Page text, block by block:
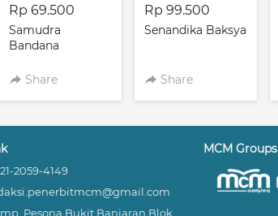
Rp 69.500
Samudra
Bandana
Share
Rp 99.500
Senandika Baksya
Share
2059-4149
Pesona Bukit Banjaran Blok
MCM Groups